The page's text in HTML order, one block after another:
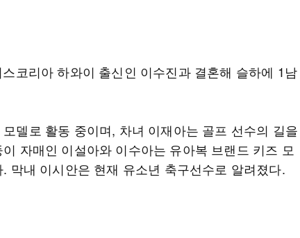
코리아 하와이 출신인 이수진과 결혼해 슬하에 1남
델로 활동 중이며, 차녀 이재아는 골프 선수의 길을
자매인 이설아와 이수아는 유아복 브랜드 키즈 모
막내 이시안은 현재 유소년 축구선수로 알려졌다.